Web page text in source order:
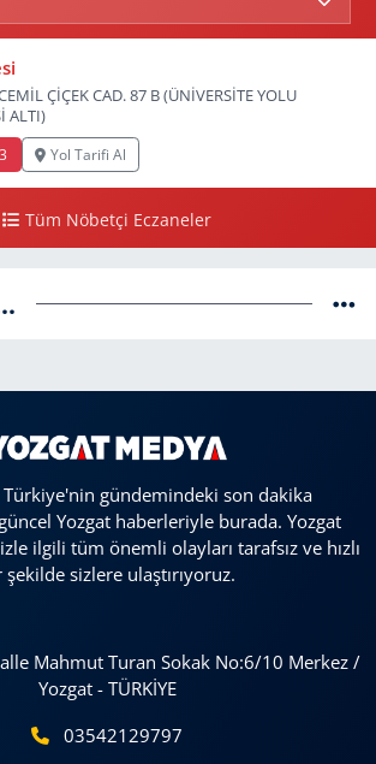
ÇİÇEK CAD. 87 B (ÜNİVERSİTE YOLU
ALTI)
Yol Tarifi Al
Tüm Nöbetçi Eczaneler
Türkiye'nin gündemindeki son dakika
Yozgat haberleriyle burada. Yozgat
ilgili tüm önemli olayları tarafsız ve hızlı
şekilde sizlere ulaştırıyoruz.
Mahmut Turan Sokak No:6/10 Merkez /
Yozgat - TÜRKİYE
03542129797